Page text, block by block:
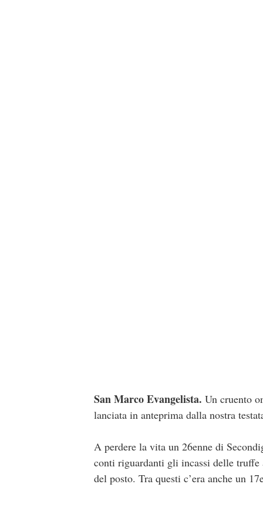
San Marco Evangelista. Un cruento
lanciata in anteprima dalla nostra
A perdere la vita un 26enne di
conti riguardanti gli incassi delle truffe
del posto. Tra questi c’era anche un